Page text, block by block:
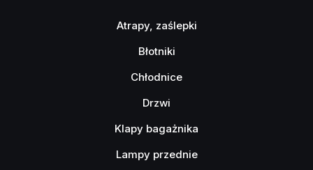
Atrapy, zaślepki
Błotniki
Chłodnice
Drzwi
Klapy bagażnika
Lampy przednie